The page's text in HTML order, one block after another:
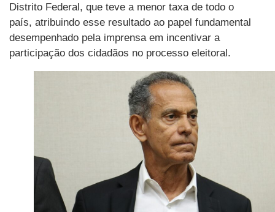
Distrito Federal, que teve a menor taxa de todo o
país, atribuindo esse resultado ao papel fundamental
desempenhado pela imprensa em incentivar a
participação dos cidadãos no processo eleitoral.